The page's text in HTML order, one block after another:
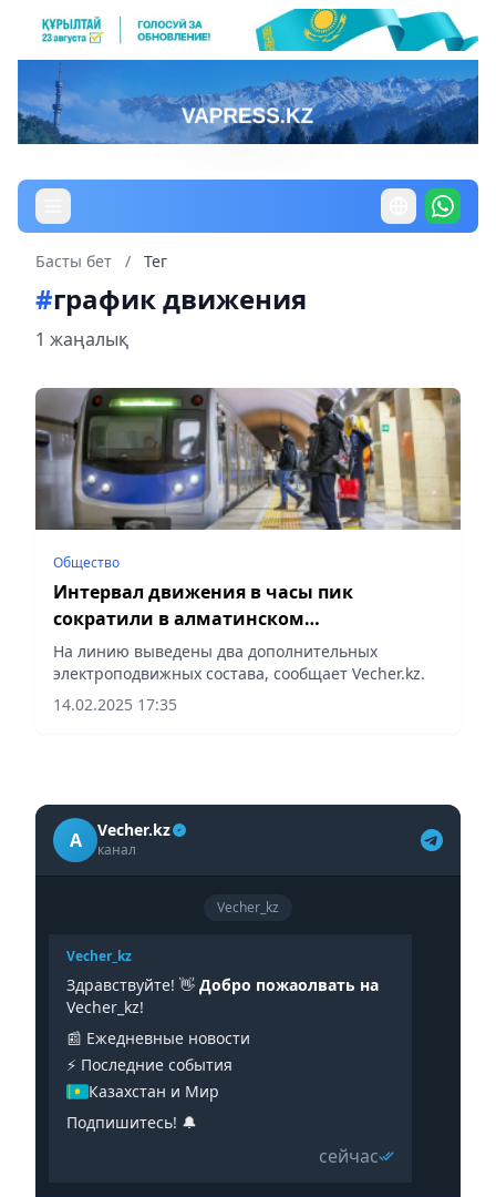
Басты бет / Тег
#график движения
1 жаңалық
Общество
Интервал движения в часы пик
сократили в алматинском
метрополитене
На линию выведены два дополнительных
электроподвижных состава, сообщает Vecher.kz.
14.02.2025 17:35
A Vecher.kz
канал
Vecher_kz
Vecher_kz
Здравствуйте! 👋 Добро пожаолвать на
Vecher_kz!
📰 Ежедневные новости
⚡️ Последние события
Казахстан и Мир
Подпишитесь! 🔔
сейчас